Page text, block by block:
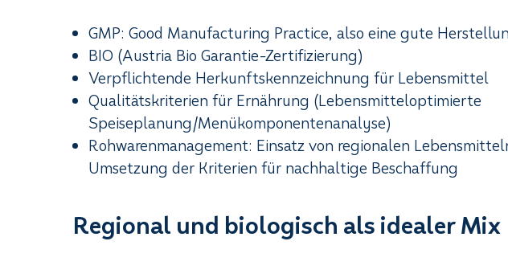
GMP: Good Manufacturing Practice, also eine gute
BIO (Austria Bio Garantie-Zertifizierung)
Verpflichtende Herkunftskennzeichnung für Lebensmittel
Qualitätskriterien für Ernährung (Lebensmitteloptimierte
Speiseplanung/Menükomponentenanalyse)
Rohwarenmanagement: Einsatz von regionalen
Umsetzung der Kriterien für nachhaltige Beschaffung
Regional und biologisch als idealer Mix